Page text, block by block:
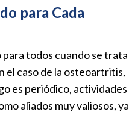
para Cada
todos cuando se trata
el caso de la osteoartritis,
es periódico, actividades
aliados muy valiosos, ya